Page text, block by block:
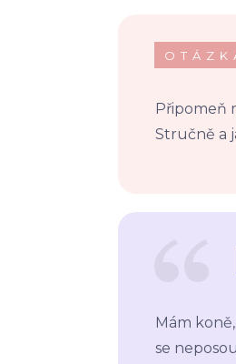
Připomeň
Stručně a
Mám
se